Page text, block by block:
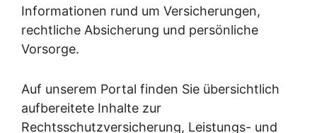
Informationen rund um Versicherungen,
rechtliche Absicherung und persönliche
Vorsorge.
Auf unserem Portal finden Sie übersichtlich
aufbereitete Inhalte zur
Rechtsschutzversicherung, Leistungs- und